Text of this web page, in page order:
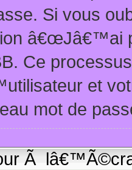
Si vous
â€œJâ€™ai
Ce
et
mot de
Ã